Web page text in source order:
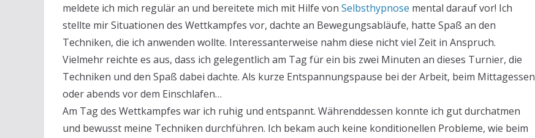
meldete ich mich regulär an und bereitete mich mit Hilfe von Selbsthypnose mental darauf vor! Ich
stellte mir Situationen des Wettkampfes vor, dachte an Bewegungsabläufe, hatte Spaß an den
Techniken, die ich anwenden wollte. Interessanterweise nahm diese nicht viel Zeit in Anspruch.
Vielmehr reichte es aus, dass ich gelegentlich am Tag für ein bis zwei Minuten an dieses Turnier, die
Techniken und den Spaß dabei dachte. Als kurze Entspannungspause bei der Arbeit, beim Mittagessen
oder abends vor dem Einschlafen…
Am Tag des Wettkampfes war ich ruhig und entspannt. Währenddessen konnte ich gut durchatmen
und bewusst meine Techniken durchführen. Ich bekam auch keine konditionellen Probleme, wie beim